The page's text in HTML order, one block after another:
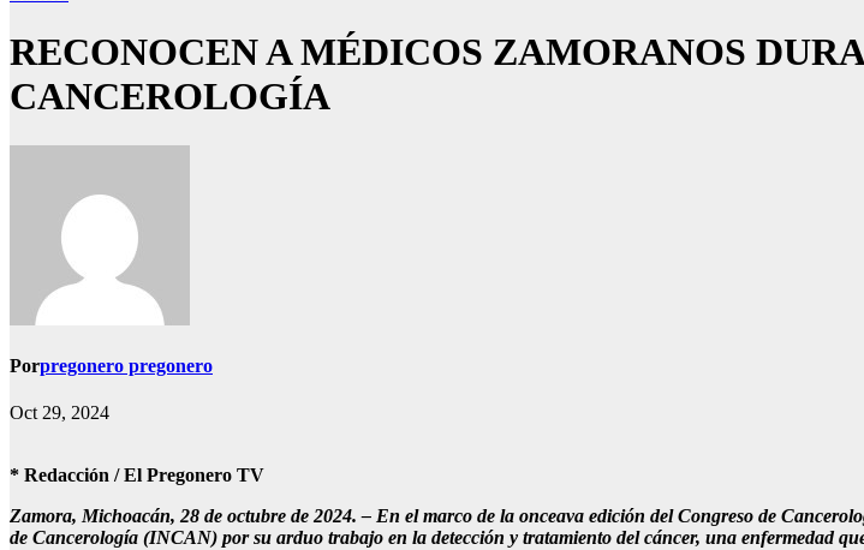
RECONOCEN A MÉDICOS ZAMORANOS
CANCEROLOGÍA
Porpregonero pregonero
Oct 29, 2024
* Redacción / El Pregonero TV
Zamora, Michoacán, 28 de octubre de 2024. – En el marco de la onceava edición del Congreso de
de Cancerología (INCAN) por su arduo trabajo en la detección y tratamiento del cáncer, una enfermedad